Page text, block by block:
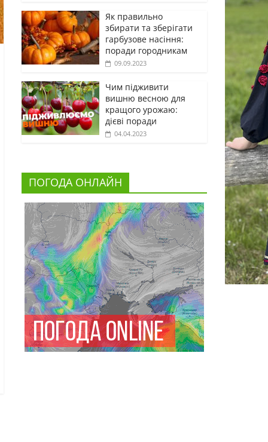
Як правильно
збирати та зберігати
гарбузове насіння:
поради городникам
09.09.2023
Чим підживити
вишню весною для
кращого урожаю:
дієві поради
04.04.2023
ПОГОДА ОНЛАЙН